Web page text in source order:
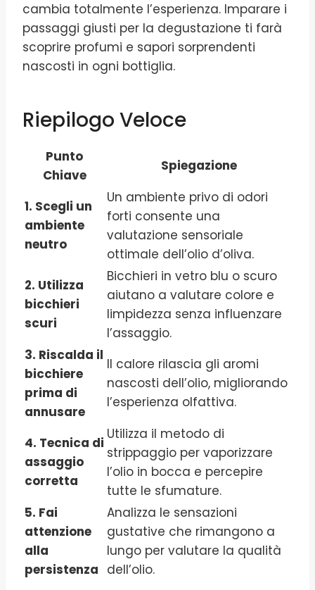
cambia totalmente l’esperienza. Imparare i
passaggi giusti per la degustazione ti farà
scoprire profumi e sapori sorprendenti
nascosti in ogni bottiglia.
Riepilogo Veloce
Punto
Chiave
Spiegazione
1. Scegli un
ambiente
neutro
Un ambiente privo di odori
forti consente una
valutazione sensoriale
ottimale dell’olio d’oliva.
2. Utilizza
bicchieri
scuri
Bicchieri in vetro blu o scuro
aiutano a valutare colore e
limpidezza senza influenzare
l’assaggio.
3. Riscalda il
bicchiere
prima di
annusare
Il calore rilascia gli aromi
nascosti dell’olio, migliorando
l’esperienza olfattiva.
4. Tecnica di
assaggio
corretta
Utilizza il metodo di
strippaggio per vaporizzare
l’olio in bocca e percepire
tutte le sfumature.
5. Fai
attenzione
alla
persistenza
Analizza le sensazioni
gustative che rimangono a
lungo per valutare la qualità
dell’olio.